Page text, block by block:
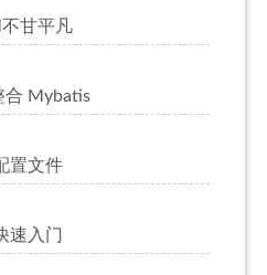
甘平凡
合 Mybatis
置文件
速入门